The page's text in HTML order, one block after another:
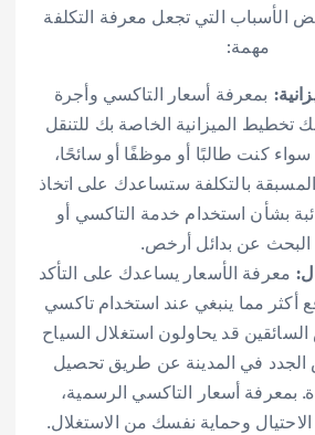
الأسباب التي تجعل معرفة التكلفة
مهمة:
بمعرفة أسعار التاكسي وأجرة
تخطيط الميزانية الخاصة بك للتنقل
سواء كنت طالبًا أو موظفًا أو سائحًا،
بالتكلفة ستساعدك على اتخاذ
بشأن استخدام خدمة التاكسي أو
البحث عن بدائل أرخص.
معرفة الأسعار يساعدك على التأكد
أكثر مما ينبغي عند استخدام تاكسي
قد يحاولون استغلال السياح
الجدد في المدينة عن طريق تحصيل
بمعرفة أسعار التاكسي الرسمية،
وحماية نفسك من الاستغلال.